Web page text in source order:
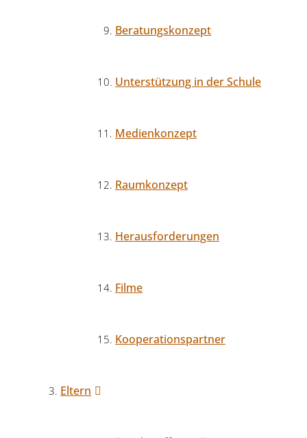
Beratungskonzept
Unterstützung in der Schule
Medienkonzept
Raumkonzept
Herausforderungen
Filme
Kooperationspartner
Eltern